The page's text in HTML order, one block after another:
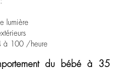
lumière
à 100 /heure
du bébé à 35